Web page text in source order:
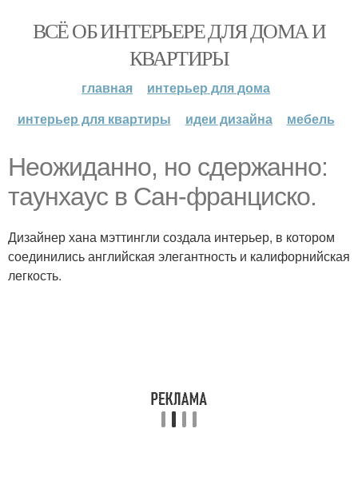
ВСЁ ОБ ИНТЕРЬЕРЕ ДЛЯ ДОМА И
КВАРТИРЫ
главная
интерьер для дома
интерьер для квартиры
идеи дизайна мебель
Неожиданно, но сдержанно:
таунхаус в Сан-франциско.
Дизайнер хана мэттингли создала интерьер, в котором
соединились английская элегантность и калифорнийская
легкость.